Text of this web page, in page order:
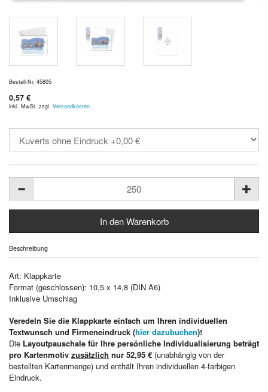
Bestell-Nr. 45805
0,57 €
inkl. MwSt. zzgl. Versandkosten
Beschreibung
Art: Klappkarte
Format (geschlossen): 10,5 x 14,8 (DIN A6)
Inklusive Umschlag
Veredeln Sie die Klappkarte einfach um Ihren individuellen
Textwunsch und Firmeneindruck (hier dazubuchen)!
Die Layoutpauschale für Ihre persönliche Individualisierung beträgt
pro Kartenmotiv zusätzlich nur 52,95 € (unabhängig von der
bestellten Kartenmenge) und enthält Ihren individuellen 4-farbigen
Eindruck.